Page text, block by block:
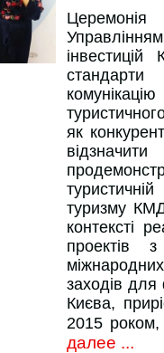
Церемонія
як
туризму
контексті
проектів
заходів для
Києва,
2015
далее ...